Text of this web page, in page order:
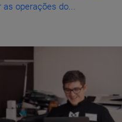
as operações do...